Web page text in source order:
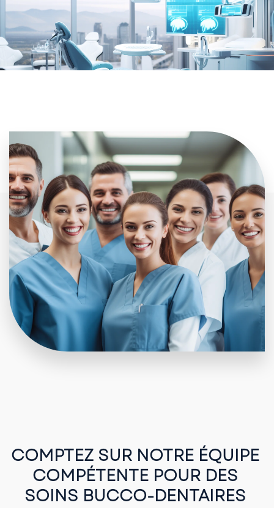
COMPTEZ SUR NOTRE ÉQUIPE
COMPÉTENTE POUR DES
SOINS BUCCO-DENTAIRES